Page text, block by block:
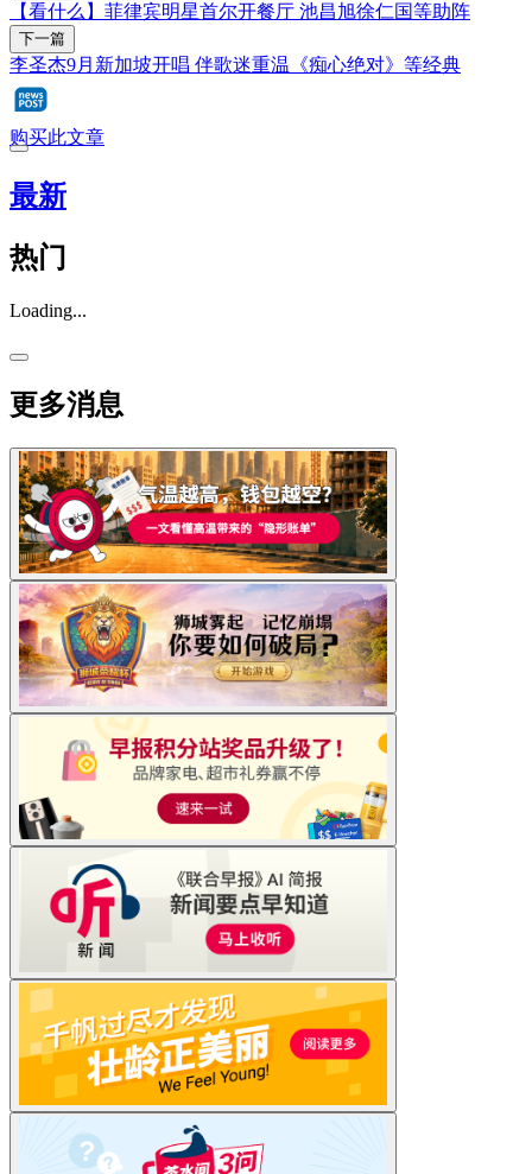
【看什么】菲律宾明星首尔开餐厅 池昌旭徐仁国等助阵
下一篇
李圣杰9月新加坡开唱 伴歌迷重温《痴心绝对》等经典
购买此文章
最新
热门
Loading...
更多消息